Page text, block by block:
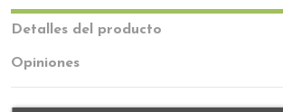
Detalles del producto
Opiniones